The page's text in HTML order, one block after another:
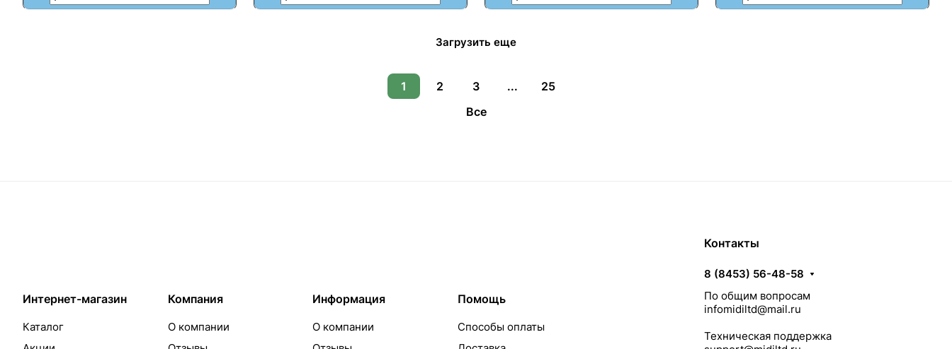
Загрузить еще
1 2 3 ...
25
Все
Интернет-магазин
Каталог
Компания
О компании
Информация
О компании
Помощь
Способы оплаты
Контакты
8 (8453) 56-48-58
По общим вопросам
infomidiltd@mail.ru
Техническая поддержка